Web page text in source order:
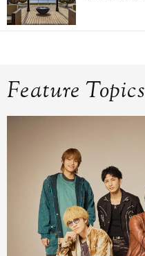
Feature Topics